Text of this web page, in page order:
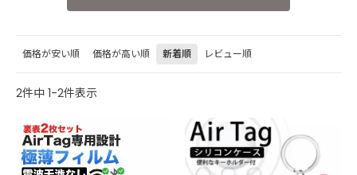
価格が安い順 価格が高い順 新着順 レビュー順
2件中 1-2件表示